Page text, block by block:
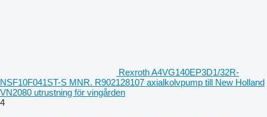
Rexroth A4VG140EP3D1/32R-
NSF10F041ST-S MNR. R902128107 axialkolvpump till New Holland
VN2080 utrustning för vingården
4